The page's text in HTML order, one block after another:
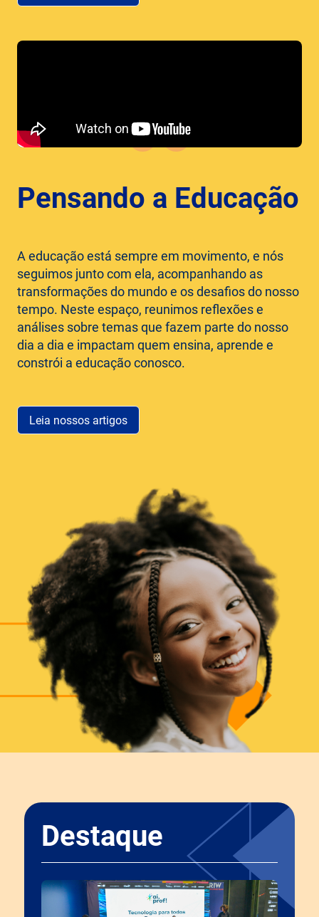
Pensando a Educação
A educação está sempre em movimento, e nós
seguimos junto com ela, acompanhando as
transformações do mundo e os desafios do nosso
tempo. Neste espaço, reunimos reflexões e
análises sobre temas que fazem parte do nosso
dia a dia e impactam quem ensina, aprende e
constrói a educação conosco.
Leia nossos artigos
Destaque